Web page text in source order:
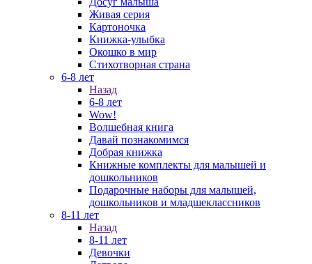
Живая серия
Картоночка
Книжка-улыбка
Окошко в мир
Стихотворная страна
6-8 лет
Назад
6-8 лет
Wow!
Волшебная книга
Давай познакомимся
Добрая книжка
Книжные комплекты для малышей и
дошкольников
Подарочные наборы для малышей,
дошкольников и младшеклассников
8-11 лет
Назад
8-11 лет
Девочки